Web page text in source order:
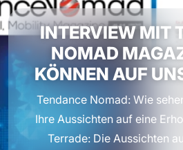
INTERVIEW MIT
NOMAD
KÖNNEN AUF
Tendance Nomad: Wie
Ihre Aussichten auf eine
Terrade: Die Aussichten